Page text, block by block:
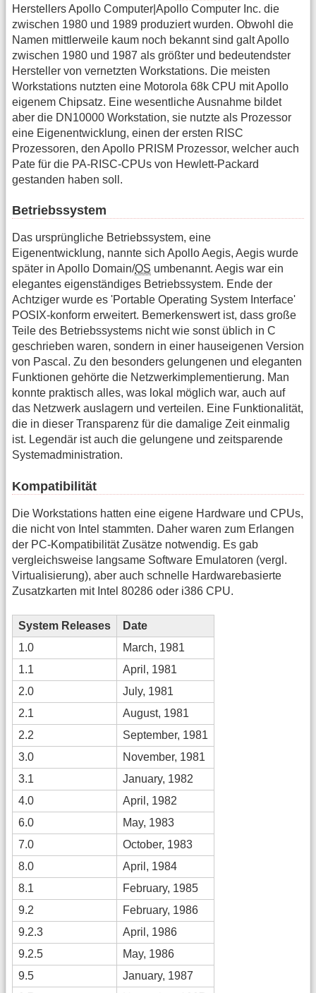
Herstellers Apollo Computer|Apollo Computer Inc. die
zwischen 1980 und 1989 produziert wurden. Obwohl die
Namen mittlerweile kaum noch bekannt sind galt Apollo
zwischen 1980 und 1987 als größter und bedeutendster
Hersteller von vernetzten Workstations. Die meisten
Workstations nutzten eine Motorola 68k CPU mit Apollo
eigenem Chipsatz. Eine wesentliche Ausnahme bildet
aber die DN10000 Workstation, sie nutzte als Prozessor
eine Eigenentwicklung, einen der ersten RISC
Prozessoren, den Apollo PRISM Prozessor, welcher auch
Pate für die PA-RISC-CPUs von Hewlett-Packard
gestanden haben soll.
Betriebssystem
Das ursprüngliche Betriebssystem, eine
Eigenentwicklung, nannte sich Apollo Aegis, Aegis wurde
später in Apollo Domain/OS umbenannt. Aegis war ein
elegantes eigenständiges Betriebssystem. Ende der
Achtziger wurde es 'Portable Operating System Interface'
POSIX-konform erweitert. Bemerkenswert ist, dass große
Teile des Betriebssystems nicht wie sonst üblich in C
geschrieben waren, sondern in einer hauseigenen Version
von Pascal. Zu den besonders gelungenen und eleganten
Funktionen gehörte die Netzwerkimplementierung. Man
konnte praktisch alles, was lokal möglich war, auch auf
das Netzwerk auslagern und verteilen. Eine Funktionalität,
die in dieser Transparenz für die damalige Zeit einmalig
ist. Legendär ist auch die gelungene und zeitsparende
Systemadministration.
Kompatibilität
Die Workstations hatten eine eigene Hardware und CPUs,
die nicht von Intel stammten. Daher waren zum Erlangen
der PC-Kompatibilität Zusätze notwendig. Es gab
vergleichsweise langsame Software Emulatoren (vergl.
Virtualisierung), aber auch schnelle Hardwarebasierte
Zusatzkarten mit Intel 80286 oder i386 CPU.
System Releases
Date
1.0
March, 1981
1.1
April, 1981
2.0
July, 1981
2.1
August, 1981
2.2
September, 1981
3.0
November, 1981
3.1
January, 1982
4.0
April, 1982
6.0
May, 1983
7.0
October, 1983
8.0
April, 1984
8.1
February, 1985
9.2
February, 1986
9.2.3
April, 1986
9.2.5
May, 1986
9.5
January, 1987